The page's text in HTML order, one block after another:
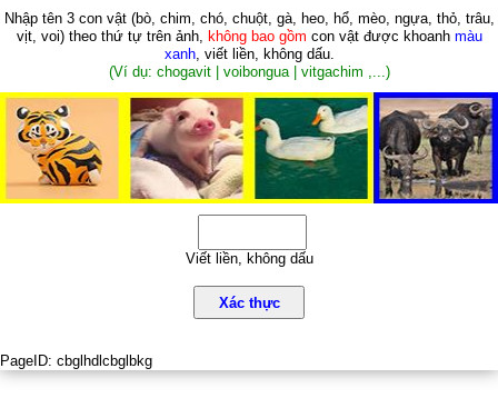
Nhập tên 3 con vật (bò, chim, chó, chuột, gà, heo, hổ, mèo, ngựa, thỏ, trâu,
vịt, voi)theo thứ tự trên ảnh, không bao gồm con vật được khoanh màu
xanh, viết liền, không dấu.
(Ví dụ: chogavit | voibongua | vitgachim ,...)
Viết liền, không dấu
Xác thực
PageID: cbglhdlcbglbkg